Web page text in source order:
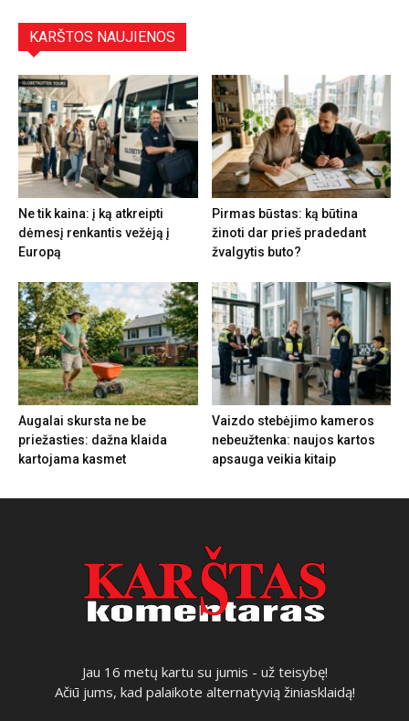
KARŠTOS NAUJIENOS
Ne tik kaina: į ką atkreipti
dėmesį renkantis vežėją į
Europą
Pirmas būstas: ką būtina
žinoti dar prieš pradedant
žvalgytis buto?
Augalai skursta ne be
priežasties: dažna klaida
kartojama kasmet
Vaizdo stebėjimo kameros
nebeužtenka: naujos kartos
apsauga veikia kitaip
Jau 16 metų kartu su jumis - už teisybę!
Ačiū jums, kad palaikote alternatyvią žiniasklaidą!